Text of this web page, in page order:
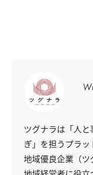
ツグナラは「人
ぎ」を担うプラッ
地域優良企業（ツ